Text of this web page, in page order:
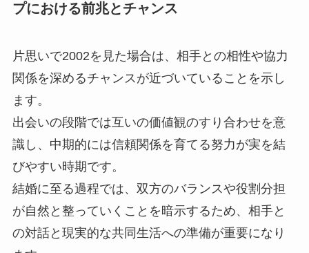
プにおける前兆とチャンス
片思いで2002を見た場合は、相手との相性や協力
関係を深めるチャンスが近づいていることを示し
ます。
出会いの段階では互いの価値観のすり合わせを意
識し、中期的には信頼関係を育てる努力が実を結
びやすい時期です。
結婚に至る過程では、双方のバランスや役割分担
が自然と整っていくことを暗示するため、相手と
の対話と現実的な共同生活への準備が重要になり